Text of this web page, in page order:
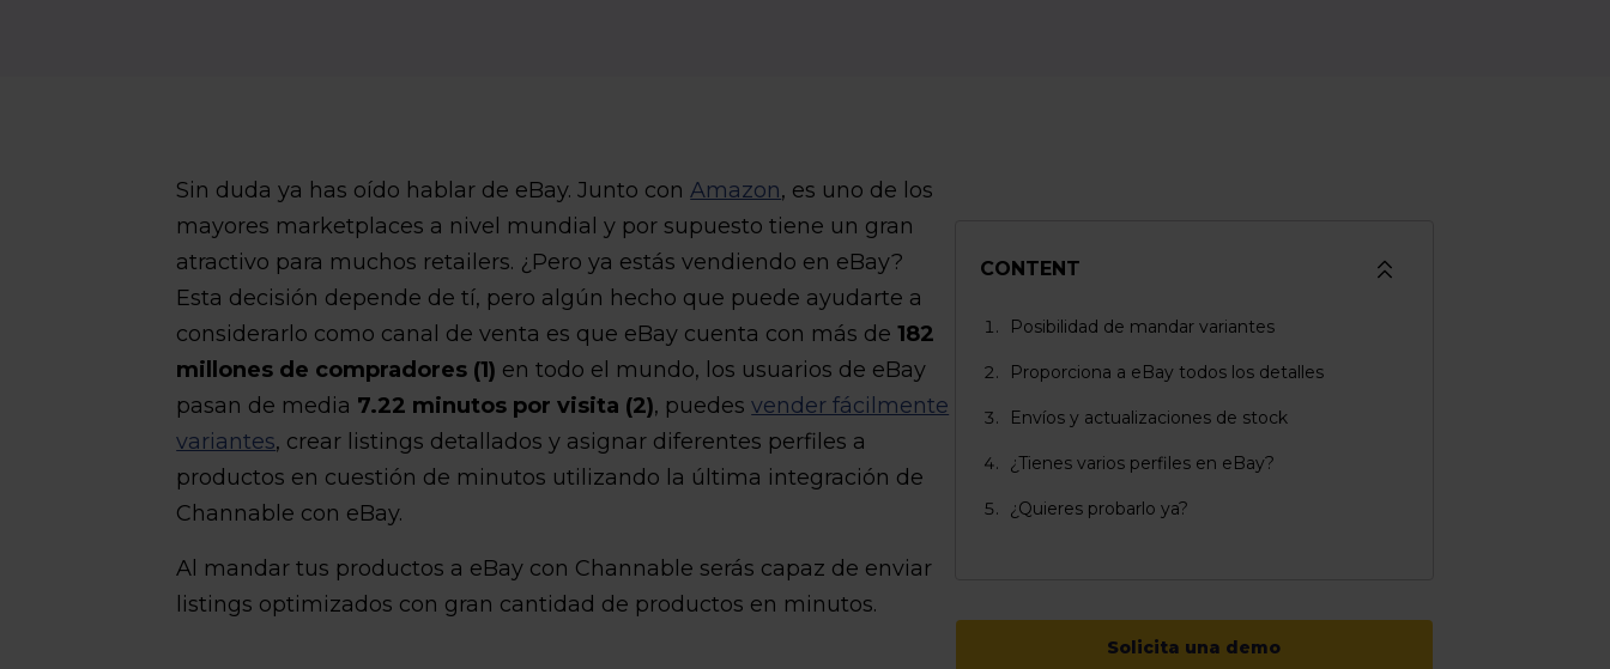
Sin duda ya has oído hablar de eBay. Junto conAmazon, es uno de los
mayores marketplaces a nivel mundial y por supuesto tiene un gran
atractivo para muchos retailers. ¿Pero ya estás vendiendo en eBay?
Esta decisión depende de tí, pero algún hecho que puede ayudarte a
considerarlo como canal de venta es que eBay cuenta con más de182
millones de compradores (1) en todo el mundo, los usuarios de eBay
pasan de media 7.22 minutos por visita (2), puedesvender fácilmente
variantes, crear listings detallados y asignar diferentes perfiles a
productos en cuestión de minutos utilizando la última integración de
Channable con eBay.
Al mandar tus productos a eBay con Channable serás capaz de enviar
listings optimizados con gran cantidad de productos en minutos.
CONTENT
Posibilidad de mandar variantes
Proporciona a eBay todos los detalles
Envíos y actualizaciones de stock
¿Tienes varios perfiles en eBay?
¿Quieres probarlo ya?
Solicita una demo